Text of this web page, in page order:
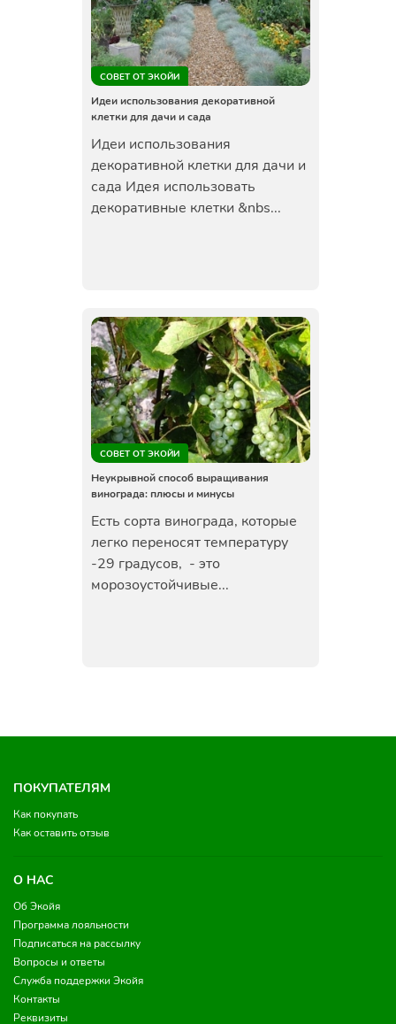
СОВЕТ ОТ ЭКОЙИ
Идеи использования декоративной
клетки для дачи и сада
Идеи использования
декоративной клетки для дачи и
сада Идея использовать
декоративные клетки &nbs...
СОВЕТ ОТ ЭКОЙИ
Неукрывной способ выращивания
винограда: плюсы и минусы
Есть сорта винограда, которые
легко переносят температуру
-29 градусов, - это
морозоустойчивые...
ПОКУПАТЕЛЯМ
Как покупать
Как оставить отзыв
О НАС
Об Экойя
Программа лояльности
Подписаться на рассылку
Вопросы и ответы
Служба поддержки Экойя
Контакты
Реквизиты